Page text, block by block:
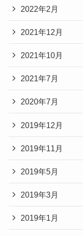
2022年2月
2021年12月
2021年10月
2021年7月
2020年7月
2019年12月
2019年11月
2019年5月
2019年3月
2019年1月